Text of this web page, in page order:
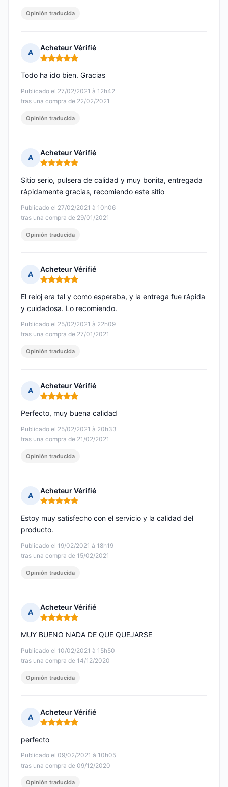
Opinión traducida
A
Acheteur Vérifié
Nota: 5 de 5
Publicado el 27/02/2021 à 12h42
tras una compra de 22/02/2021
Todo ha ido bien. Gracias
Opinión traducida
A
Acheteur Vérifié
Nota: 5 de 5
Publicado el 27/02/2021 à 10h06
tras una compra de 29/01/2021
Sitio serio, pulsera de calidad y muy bonita, entregada
rápidamente gracias, recomiendo este sitio
Opinión traducida
A
Acheteur Vérifié
Nota: 5 de 5
Publicado el 25/02/2021 à 22h09
tras una compra de 27/01/2021
El reloj era tal y como esperaba, y la entrega fue rápida
y cuidadosa. Lo recomiendo.
Opinión traducida
A
Acheteur Vérifié
Nota: 5 de 5
Publicado el 25/02/2021 à 20h33
tras una compra de 21/02/2021
Perfecto, muy buena calidad
Opinión traducida
A
Acheteur Vérifié
Nota: 5 de 5
Publicado el 19/02/2021 à 18h19
tras una compra de 15/02/2021
Estoy muy satisfecho con el servicio y la calidad del
producto.
Opinión traducida
A
Acheteur Vérifié
Nota: 5 de 5
Publicado el 10/02/2021 à 15h50
tras una compra de 14/12/2020
MUY BUENO NADA DE QUE QUEJARSE
Opinión traducida
A
Acheteur Vérifié
Nota: 5 de 5
Publicado el 09/02/2021 à 10h05
tras una compra de 09/12/2020
perfecto
Opinión traducida